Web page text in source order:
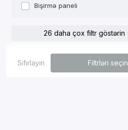
Bişirmə paneli
26 daha çox filtr göstərin
Sıfırlayın Filtrləri seçin